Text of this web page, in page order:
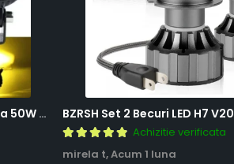
BZRSH Set 2x Proiector LED Bufnita 50W Lupa 2 Faze Alb-Galben 12-24V Moto ATV
Achizitie verificata
mirela t,Acum 1 luna